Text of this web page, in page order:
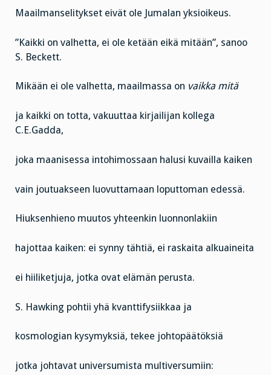
Maailmanselitykset eivät ole Jumalan yksioikeus.
”Kaikki on valhetta, ei ole ketään eikä mitään”, sanoo
S. Beckett.
Mikään ei ole valhetta, maailmassa on vaikka mitä
ja kaikki on totta, vakuuttaa kirjailijan kollega
C.E.Gadda,
joka maanisessa intohimossaan halusi kuvailla kaiken
vain joutuakseen luovuttamaan loputtoman edessä.
Hiuksenhieno muutos yhteenkin luonnonlakiin
hajottaa kaiken: ei synny tähtiä, ei raskaita alkuaineita
ei hiiliketjuja, jotka ovat elämän perusta.
S. Hawking pohtii yhä kvanttifysiikkaa ja
kosmologian kysymyksiä, tekee johtopäätöksiä
jotka johtavat universumista multiversumiin: